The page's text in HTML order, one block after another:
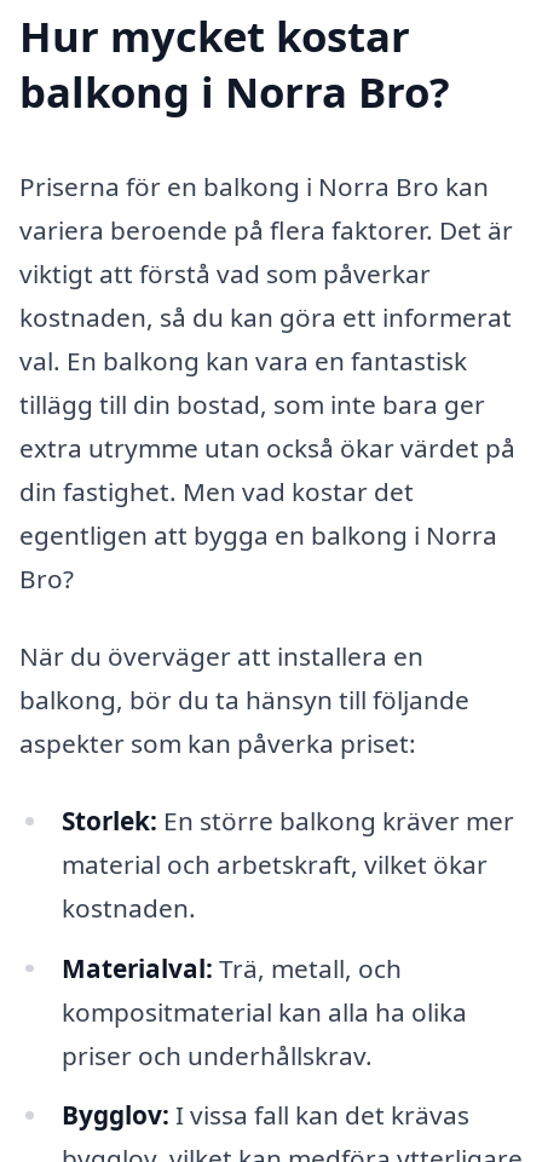
Hur mycket kostar
balkong i Norra Bro?
Priserna för en balkong i Norra Bro kan
variera beroende på flera faktorer. Det är
viktigt att förstå vad som påverkar
kostnaden, så du kan göra ett informerat
val. En balkong kan vara en fantastisk
tillägg till din bostad, som inte bara ger
extra utrymme utan också ökar värdet på
din fastighet. Men vad kostar det
egentligen att bygga en balkong i Norra
Bro?
När du överväger att installera en
balkong, bör du ta hänsyn till följande
aspekter som kan påverka priset:
Storlek: En större balkong kräver mer
material och arbetskraft, vilket ökar
kostnaden.
Materialval: Trä, metall, och
kompositmaterial kan alla ha olika
priser och underhållskrav.
Bygglov: I vissa fall kan det krävas